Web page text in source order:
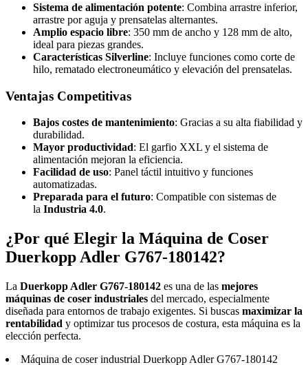
Sistema de alimentación potente: Combina arrastre inferior,
arrastre por aguja y prensatelas alternantes.
Amplio espacio libre: 350 mm de ancho y 128 mm de alto,
ideal para piezas grandes.
Características Silverline: Incluye funciones como corte de
hilo, rematado electroneumático y elevación del prensatelas.
Ventajas Competitivas
Bajos costes de mantenimiento: Gracias a su alta fiabilidad y
durabilidad.
Mayor productividad: El garfio XXL y el sistema de
alimentación mejoran la eficiencia.
Facilidad de uso: Panel táctil intuitivo y funciones
automatizadas.
Preparada para el futuro: Compatible con sistemas de
la Industria 4.0.
¿Por qué Elegir la Máquina de Coser
Duerkopp Adler G767-180142?
La Duerkopp Adler G767-180142 es una de las mejores
máquinas de coser industriales del mercado, especialmente
diseñada para entornos de trabajo exigentes. Si buscas maximizar la
rentabilidad y optimizar tus procesos de costura, esta máquina es la
elección perfecta.
Máquina de coser industrial Duerkopp Adler G767-180142